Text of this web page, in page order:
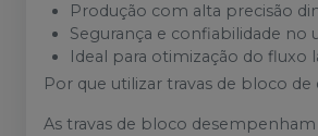
Produção com alta precisão
Segurança e confiabilidade no
Ideal para otimização do fluxo
Por que utilizar travas de bloco de
As travas de bloco